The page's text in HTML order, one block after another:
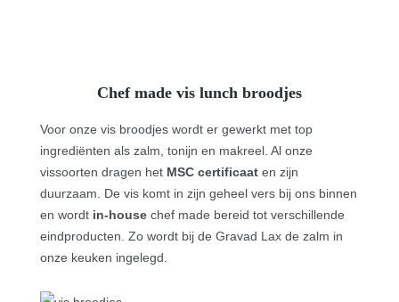
Chef made vis lunch broodjes
Voor onze vis broodjes wordt er gewerkt met top
ingrediënten als zalm, tonijn en makreel. Al onze
vissoorten dragen het MSC certificaat en zijn
duurzaam. De vis komt in zijn geheel vers bij ons binnen
en wordt in-house chef made bereid tot verschillende
eindproducten. Zo wordt bij de Gravad Lax de zalm in
onze keuken ingelegd.